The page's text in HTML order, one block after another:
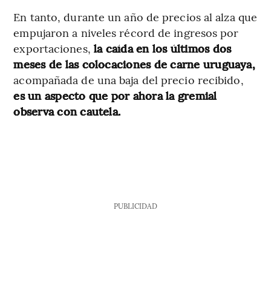
En tanto, durante un año de precios al alza que
empujaron a niveles récord de ingresos por
exportaciones, la caída en los últimos dos
meses de las colocaciones de carne uruguaya,
acompañada de una baja del precio recibido,
es un aspecto que por ahora la gremial
observa con cautela.
PUBLICIDAD